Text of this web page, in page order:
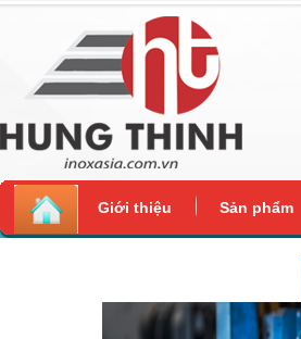
Giới thiệu Sản phẩm